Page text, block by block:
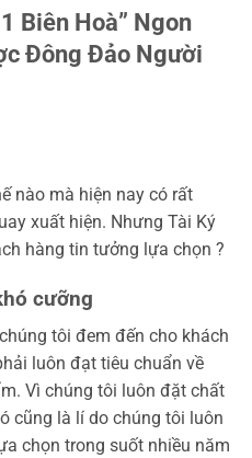
Biên Hoà” Ngon
Đông Đảo Người
nào mà hiện nay có rất
xuất hiện. Nhưng Tài Ký
hàng tin tưởng lựa chọn ?
cưỡng
tôi đem đến cho khách
luôn đạt tiêu chuẩn về
Vì chúng tôi luôn đặt chất
cũng là lí do chúng tôi luôn
chọn trong suốt nhiều năm